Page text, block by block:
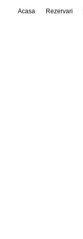
Acasa Rezervari